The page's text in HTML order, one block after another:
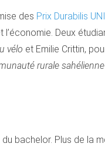
des Prix Durabilis
Deux
vélo et Emilie Crittin,
rurale
bachelor. Plus de la